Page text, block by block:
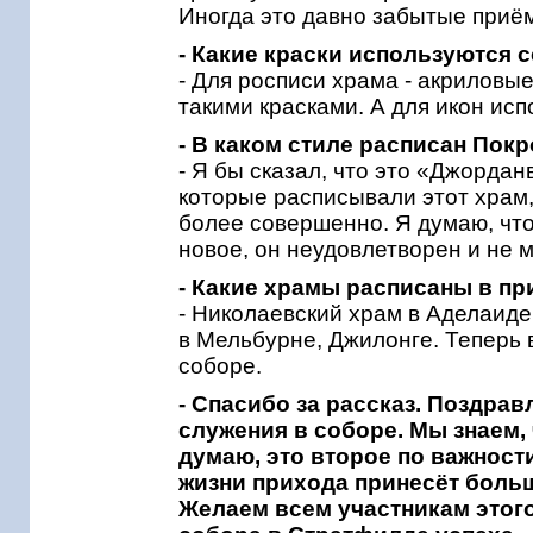
Иногда это давно забытые
- Какие краски используются
- Для росписи храма -
такими красками. А для икон
- В каком стиле расписан
- Я бы сказал, что это
которые расписывали этот
более совершенно. Я думаю,
новое, он неудовлетворен и не
- Какие храмы расписаны в
- Николаевский храм в
в Мельбурне, Джилонге. Теперь
соборе.
- Спасибо за рассказ.
служения в соборе. Мы знаем,
думаю, это второе по
жизни прихода принесёт
Желаем всем участникам